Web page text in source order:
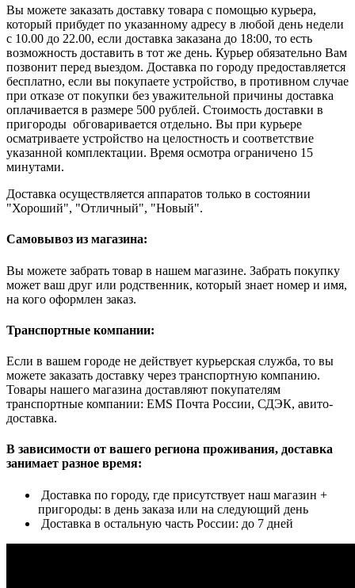
Вы можете заказать доставку товара с помощью курьера,
который прибудет по указанному адресу в любой день недели
с 10.00 до 22.00, если доставка заказана до 18:00, то есть
возможность доставить в тот же день. Курьер обязательно Вам
позвонит перед выездом. Доставка по городу предоставляется
бесплатно, если вы покупаете устройство, в противном случае
при отказе от покупки без уважительной причины доставка
оплачивается в размере 500 рублей. Стоимость доставки в
пригороды обговаривается отдельно. Вы при курьере
осматриваете устройство на целостность и соответствие
указанной комплектации. Время осмотра ограничено 15
минутами.
Доставка осуществляется аппаратов только в состоянии
"Хороший", "Отличный", "Новый".
Самовывоз из магазина:
Вы можете забрать товар в нашем магазине. Забрать покупку
может ваш друг или родственник, который знает номер и имя,
на кого оформлен заказ.
Транспортные компании:
Если в вашем городе не действует курьерская служба, то вы
можете заказать доставку через транспортную компанию.
Товары нашего магазина доставляют покупателям
транспортные компании: EMS Почта России, СДЭК, авито-
доставка.
В зависимости от вашего региона проживания, доставка
занимает разное время:
Доставка по городу, где присутствует наш магазин +
пригороды: в день заказа или на следующий день
Доставка в остальную часть России: до 7 дней